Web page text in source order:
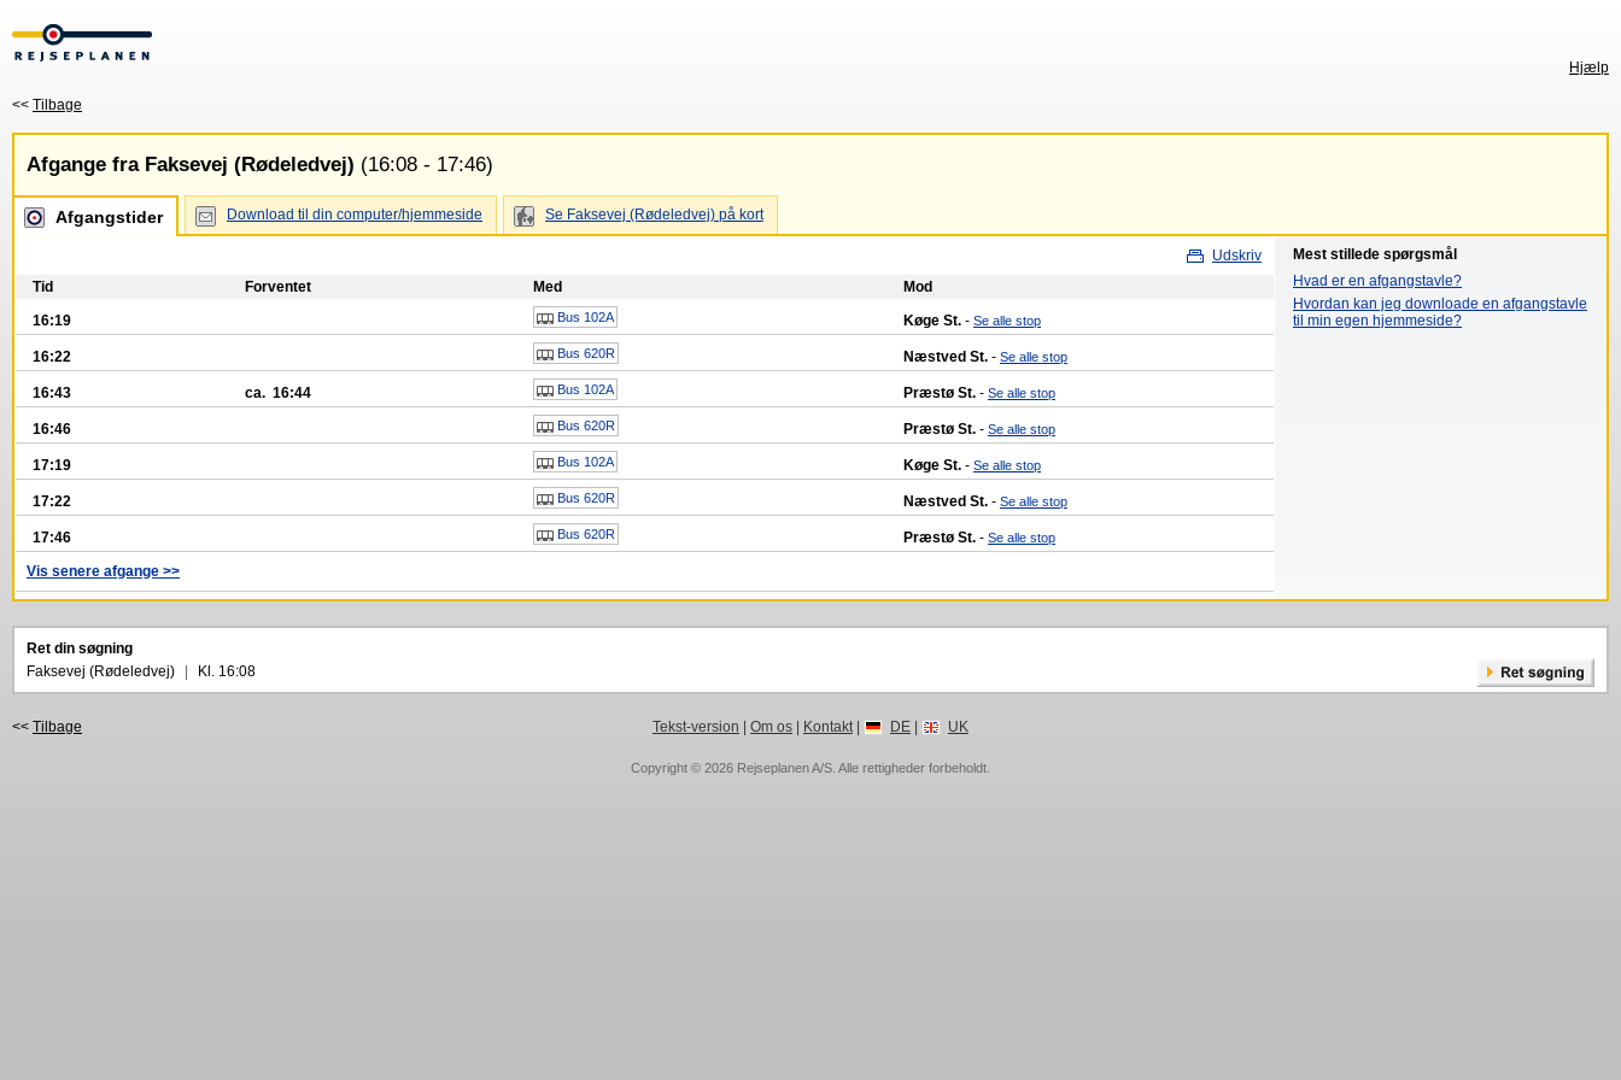
Hjælp
<< Tilbage
Afgange fra Faksevej (Rødeledvej) (16:08 - 17:46)
Afgangstider Download til din computer/hjemmeside Se Faksevej (Rødeledvej) på kort
Udskriv
Tid
Forventet Med
Mod
16:19
Bus 102A Køge St. - Se alle stop
16:22 Bus 620R Næstved St. - Se alle stop
16:43 ca. 16:44 Bus 102A Præstø St. - Se alle stop
16:46 Bus 620R Præstø St. - Se alle stop
17:19 Bus 102A Køge St. - Se alle stop
17:22 Bus 620R Næstved St. - Se alle stop
17:46 Bus 620R Præstø St. - Se alle stop
Vis senere afgange >>
Mest stillede spørgsmål
Hvad er en afgangstavle?
Hvordan kan jeg downloade en afgangstavle
til min egen hjemmeside?
Ret din søgning
Faksevej (Rødeledvej)
Kl. 16:08
<< Tilbage Tekst-version Om os| Kontakt| DE| UK
Copyright © 2026 Rejseplanen A/S . Alle rettigheder forbeholdt.